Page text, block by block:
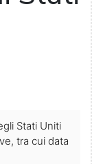
Stati Uniti
tra cui data